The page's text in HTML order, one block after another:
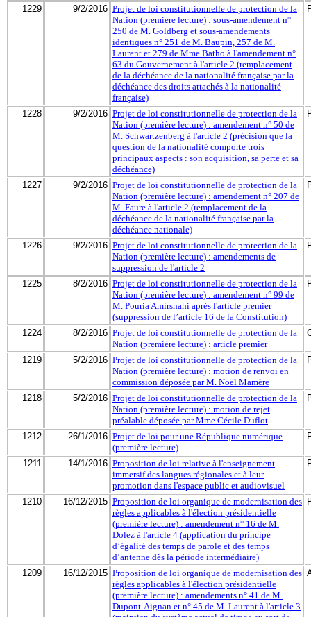
1229 9/2/2016 Projet de loi constitutionnelle de protection de la
Nation (première lecture) : sous-amendement n°
250 de M. Goldberg et sous-amendements
identiques n° 251 de M. Baupin, 257 de M.
Laurent et 279 de Mme Batho à l'amendement n°
63 du Gouvernement à l'article 2 (remplacement
de la déchéance de la nationalité française par la
déchéance des droits attachés à la nationalité
française)
1228 9/2/2016 Projet de loi constitutionnelle de protection de la
Nation (première lecture) : amendement n° 50 de
M. Schwartzenberg à l'article 2 (précision que la
question de la nationalité comporte trois
principaux aspects : son acquisition, sa perte et sa
déchéance)
1227 9/2/2016 Projet de loi constitutionnelle de protection de la
Nation (première lecture) : amendement n° 207 de
M. Faure à l'article 2 (remplacement de la
déchéance de la nationalité française par la
déchéance nationale)
1226 9/2/2016 Projet de loi constitutionnelle de protection de la
Nation (première lecture) : amendements de
suppression de l'article 2
1225 8/2/2016 Projet de loi constitutionnelle de protection de la
Nation (première lecture) : amendement n° 99 de
M. Pouria Amirshahi après l'article premier
(suppression de l’article 16 de la Constitution)
1224 8/2/2016 Projet de loi constitutionnelle de protection de la
Nation (première lecture) : article premier
1219 5/2/2016 Projet de loi constitutionnelle de protection de la
Nation (première lecture) : motion de renvoi en
commission déposée par M. Noël Mamère
1218 5/2/2016 Projet de loi constitutionnelle de protection de la
Nation (première lecture) : motion de rejet
préalable déposée par Mme Cécile Duflot
1212 26/1/2016 Projet de loi pour une République numérique
(première lecture)
1211 14/1/2016 Proposition de loi relative à l'enseignement
immersif des langues régionales et à leur
promotion dans l'espace public et audiovisuel
1210 16/12/2015 Proposition de loi organique de modernisation des
règles applicables à l'élection présidentielle
(première lecture) : amendement n° 16 de M.
Dolez à l'article 4 (application du principe
d’égalité des temps de parole et des temps
d’antenne dès la période intermédiaire)
1209 16/12/2015 Proposition de loi organique de modernisation des
règles applicables à l'élection présidentielle
(première lecture) : amendements n° 41 de M.
Dupont-Aignan et n° 45 de M. Laurent à l'article 3